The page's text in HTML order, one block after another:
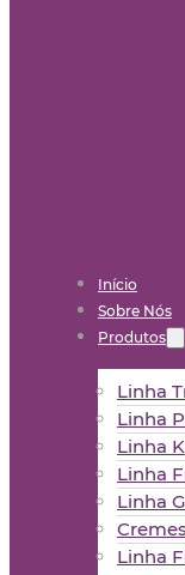
Início
Sobre Nós
Produtos
Linha
Linha
Linha
Linha
Linha
Linha